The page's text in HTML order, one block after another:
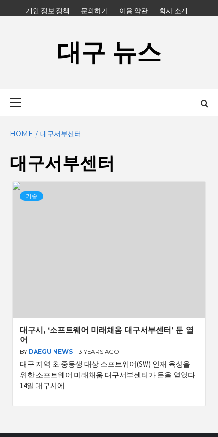
to
개인 정보 정책 문의하기 이용 약관 회사 소개
대구 뉴스
HOME 대구서부센터
대구서부센터
기술
대구시, ‘소프트웨어 미래채움 대구서부센터’ 문 열
어
BY DAEGU NEWS 3 YEARS AGO
대구 지역 초·중등생 대상 소프트웨어(SW) 인재 육성을
위한 소프트웨어 미래채움 대구서부센터가 문을 열었다.
14일 대구시에